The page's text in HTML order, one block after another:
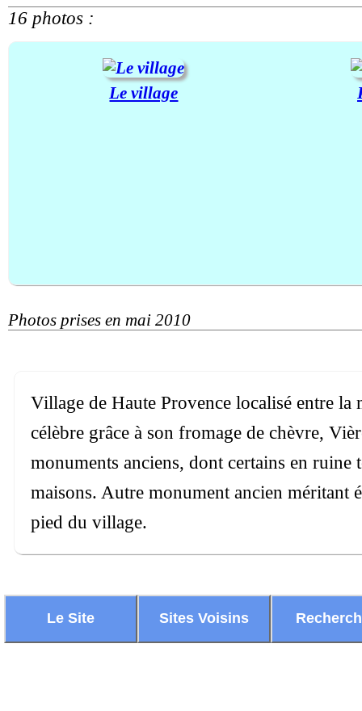
16 photos :
Le village
Photos prises en mai 2010
Village de Haute Provence localisé entre
célèbre grâce à son fromage de chèvre,
monuments anciens, dont certains en
maisons. Autre monument ancien méritant
pied du village.
Le Site Sites Voisins